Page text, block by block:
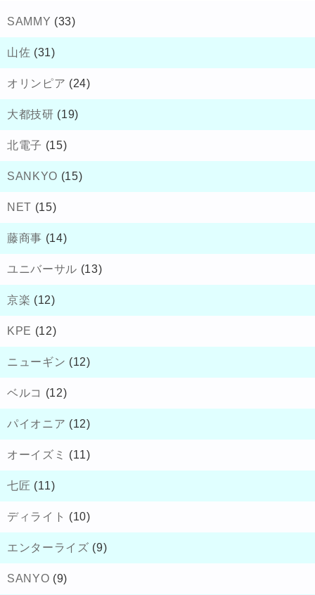
SAMMY (33)
山佐 (31)
オリンピア (24)
大都技研 (19)
北電子 (15)
SANKYO (15)
NET (15)
藤商事 (14)
ユニバーサル (13)
京楽 (12)
KPE (12)
ニューギン (12)
ベルコ (12)
パイオニア (12)
オーイズミ (11)
七匠 (11)
ディライト (10)
エンターライズ (9)
SANYO (9)